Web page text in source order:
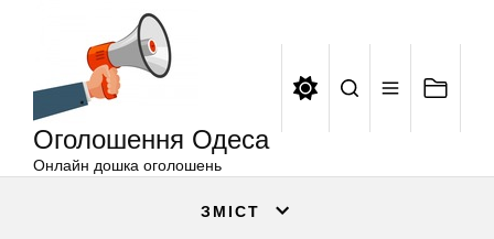
Оголошення Одеса
Онлайн дошка оголошень
ЗМІСТ